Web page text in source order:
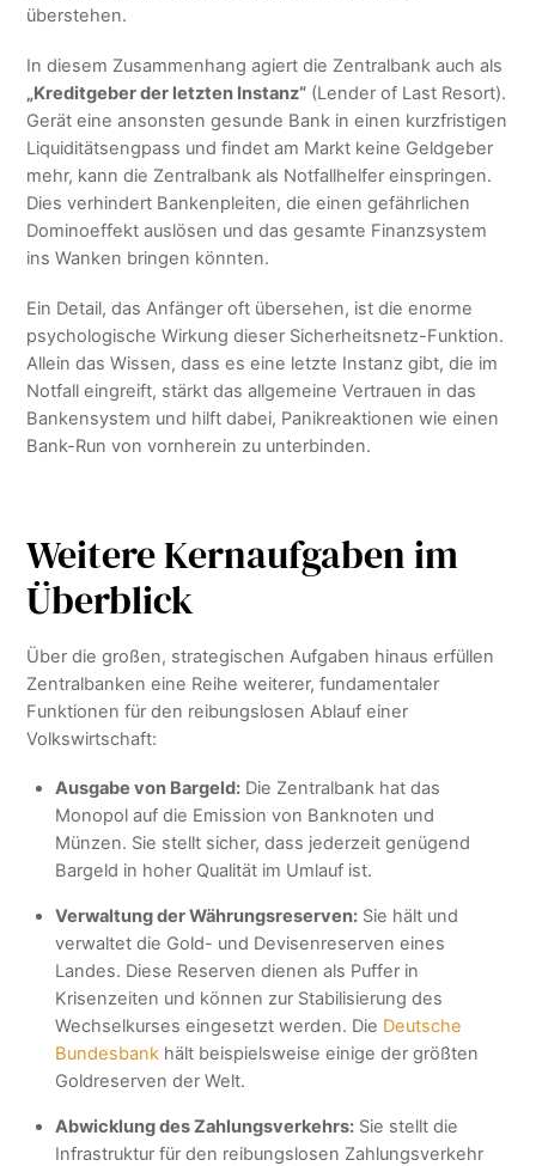
überstehen.
In diesem Zusammenhang agiert die Zentralbank auch als
„Kreditgeber der letzten Instanz“ (Lender of Last Resort).
Gerät eine ansonsten gesunde Bank in einen kurzfristigen
Liquiditätsengpass und findet am Markt keine Geldgeber
mehr, kann die Zentralbank als Notfallhelfer einspringen.
Dies verhindert Bankenpleiten, die einen gefährlichen
Dominoeffekt auslösen und das gesamte Finanzsystem
ins Wanken bringen könnten.
Ein Detail, das Anfänger oft übersehen, ist die enorme
psychologische Wirkung dieser Sicherheitsnetz-Funktion.
Allein das Wissen, dass es eine letzte Instanz gibt, die im
Notfall eingreift, stärkt das allgemeine Vertrauen in das
Bankensystem und hilft dabei, Panikreaktionen wie einen
Bank-Run von vornherein zu unterbinden.
Weitere Kernaufgaben im
Überblick
Über die großen, strategischen Aufgaben hinaus erfüllen
Zentralbanken eine Reihe weiterer, fundamentaler
Funktionen für den reibungslosen Ablauf einer
Volkswirtschaft:
Ausgabe von Bargeld:Die Zentralbank hat das
Monopol auf die Emission von Banknoten und
Münzen. Sie stellt sicher, dass jederzeit genügend
Bargeld in hoher Qualität im Umlauf ist.
Verwaltung der Währungsreserven:Sie hält und
verwaltet die Gold- und Devisenreserven eines
Landes. Diese Reserven dienen als Puffer in
Krisenzeiten und können zur Stabilisierung des
Wechselkurses eingesetzt werden. Die Deutsche
Bundesbankhält beispielsweise einige der größten
Goldreserven der Welt.
Abwicklung des Zahlungsverkehrs:Sie stellt die
Infrastruktur für den reibungslosen Zahlungsverkehr